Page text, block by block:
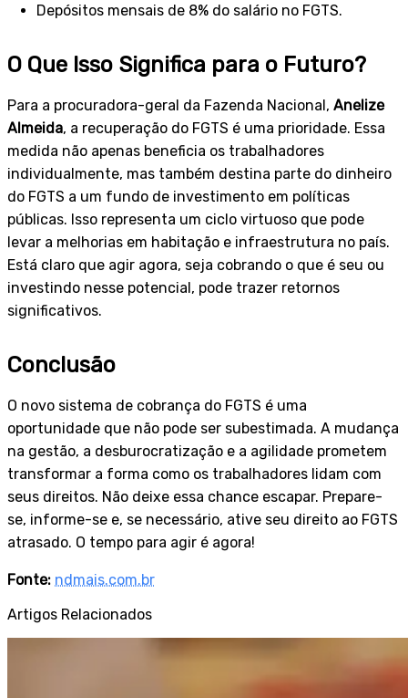
Depósitos mensais de 8% do salário no FGTS.
O Que Isso Significa para o Futuro?
Para a procuradora-geral da Fazenda Nacional, Anelize
Almeida, a recuperação do FGTS é uma prioridade. Essa
medida não apenas beneficia os trabalhadores
individualmente, mas também destina parte do dinheiro
do FGTS a um fundo de investimento em políticas
públicas. Isso representa um ciclo virtuoso que pode
levar a melhorias em habitação e infraestrutura no país.
Está claro que agir agora, seja cobrando o que é seu ou
investindo nesse potencial, pode trazer retornos
significativos.
Conclusão
O novo sistema de cobrança do FGTS é uma
oportunidade que não pode ser subestimada. A mudança
na gestão, a desburocratização e a agilidade prometem
transformar a forma como os trabalhadores lidam com
seus direitos. Não deixe essa chance escapar. Prepare-
se, informe-se e, se necessário, ative seu direito ao FGTS
atrasado. O tempo para agir é agora!
Fonte: ndmais.com.br
Artigos Relacionados